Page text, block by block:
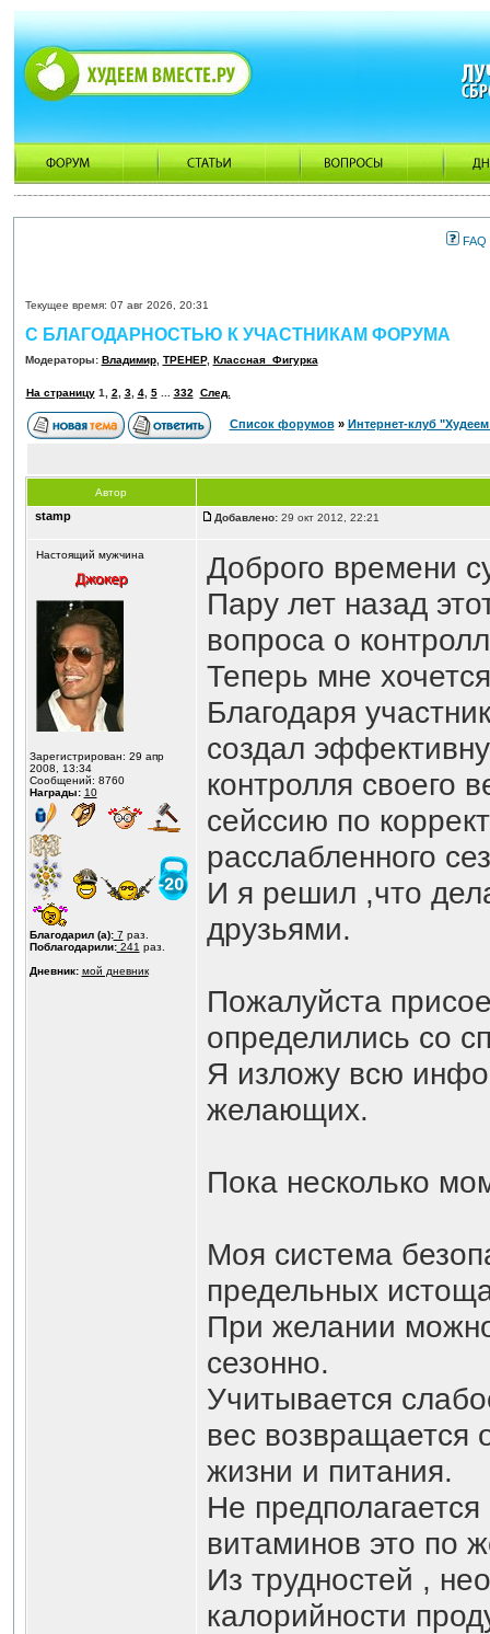
FAQ
Текущее время: 07 авг 2026, 20:31
С БЛАГОДАРНОСТЬЮ К УЧАСТНИКАМ ФОРУМА
Модераторы: Владимир, ТРЕНЕР, Классная_Фигурка
На страницу 1 2 3, 4, 5... 332 След.
Список форумов» Интернет-клуб
Автор
stamp Добавлено:29 окт 2012, 22:21
Настоящий мужчина
Зарегистрирован: 29 апр
2008, 13:34
Сообщений: 8760
Награды: 10
Благодарил (а):7 раз.
Поблагодарили:241 раз.
Дневник: мой дневник
Доброго времени
Пару лет назад
вопроса о
Теперь мне
Благодаря
создал
контролля своего
сейссию по
расслабленного
И я решил ,что
друзьями.
Пожалуйста
определились со
Я изложу всю
желающих.
Пока несколько
Моя система
предельных
При желании
сезонно.
Учитывается
вес возвращается
жизни и питания.
Не
витаминов это по
Из трудностей ,
калорийности